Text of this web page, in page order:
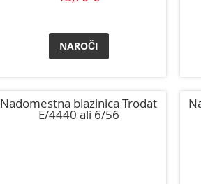
NAROČI
Nadomestna blazinica Trodat
E/4440 ali 6/56